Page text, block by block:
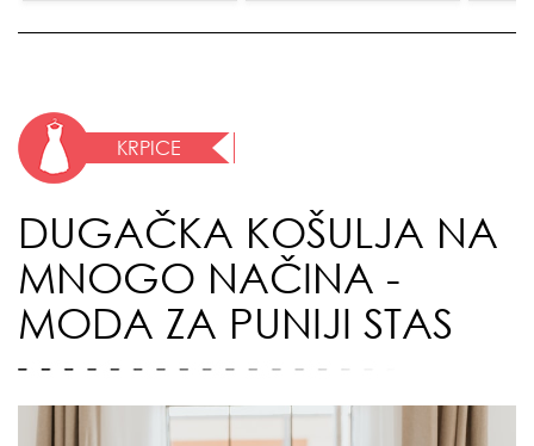
KRPICE
DUGAČKA KOŠULJA NA
MNOGO NAČINA -
MODA ZA PUNIJI STAS